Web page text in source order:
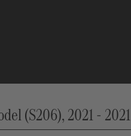
(S206), 2021 - 2021